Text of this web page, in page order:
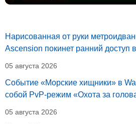
Нарисованная от руки
Ascension покинет ранний доступ
05 августа 2026
Событие «Морские хищники» в
собой PvP-режим «Охота за
05 августа 2026